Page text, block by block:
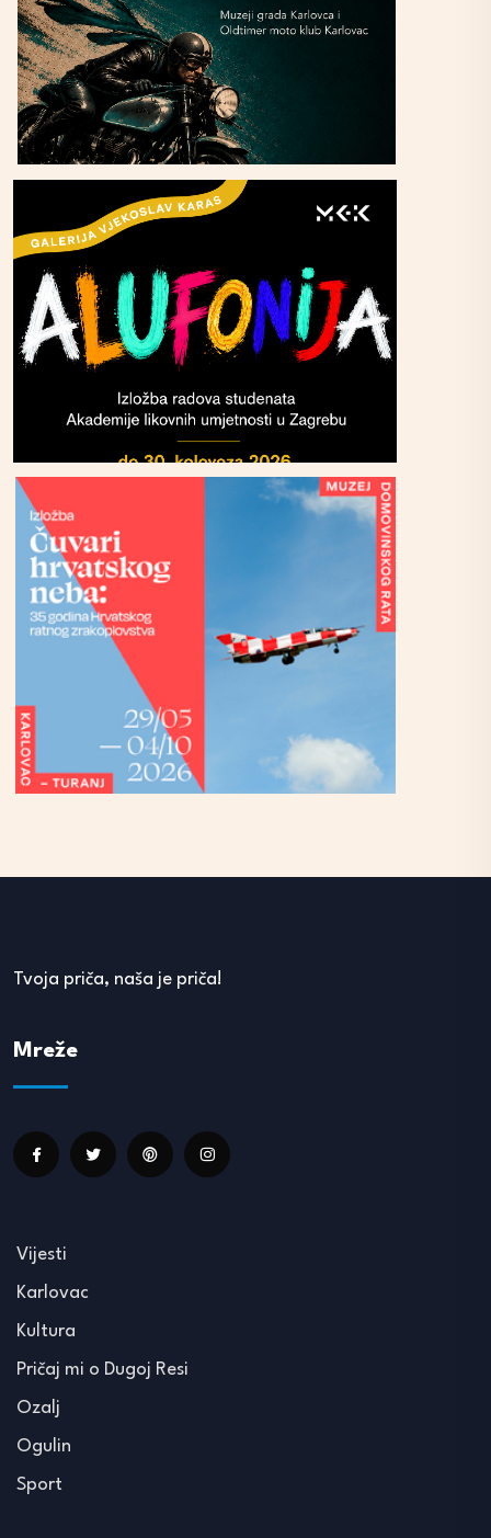
Tvoja priča, naša je priča!
Mreže
Vijesti
Karlovac
Kultura
Pričaj mi o Dugoj Resi
Ozalj
Ogulin
Sport